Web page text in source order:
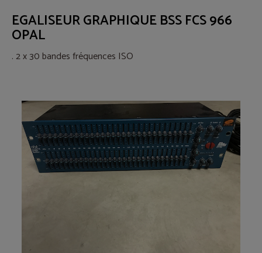
EGALISEUR GRAPHIQUE BSS FCS 966
OPAL
.2 x 30 bandes fréquences ISO